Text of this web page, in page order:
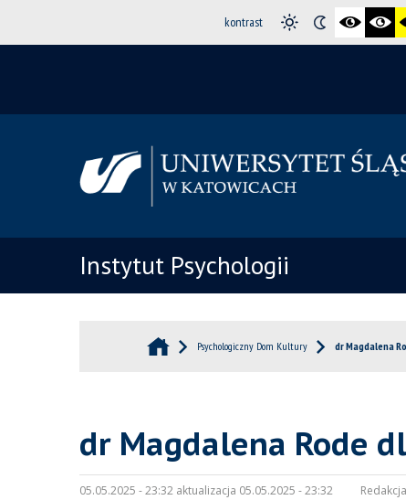
kontrast
Instytut Psychologii
Psychologiczny Dom Kultury dr Magdalena
dr Magdalena Rode
05.05.2025 - 23:32 aktualizacja 05.05.2025 - 23:32